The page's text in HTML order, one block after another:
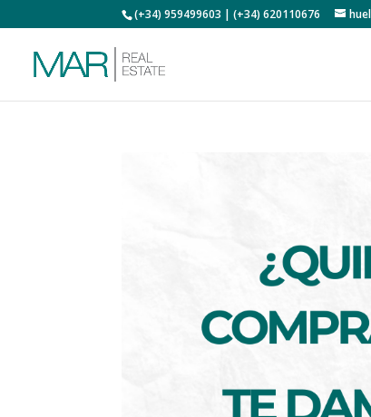
(+34) 959499603 | (+34) 620110676